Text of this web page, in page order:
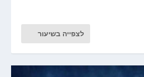
לצפייה בשיעור